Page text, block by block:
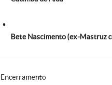
Bete Nascimento (ex-Mastruz
Encerramento